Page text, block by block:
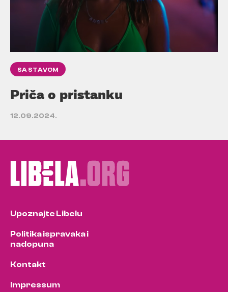
SA STAVOM
Priča o pristanku
12.09.2024.
Upoznajte Libelu
Politika ispravaka i
nadopuna
Kontakt
Impressum